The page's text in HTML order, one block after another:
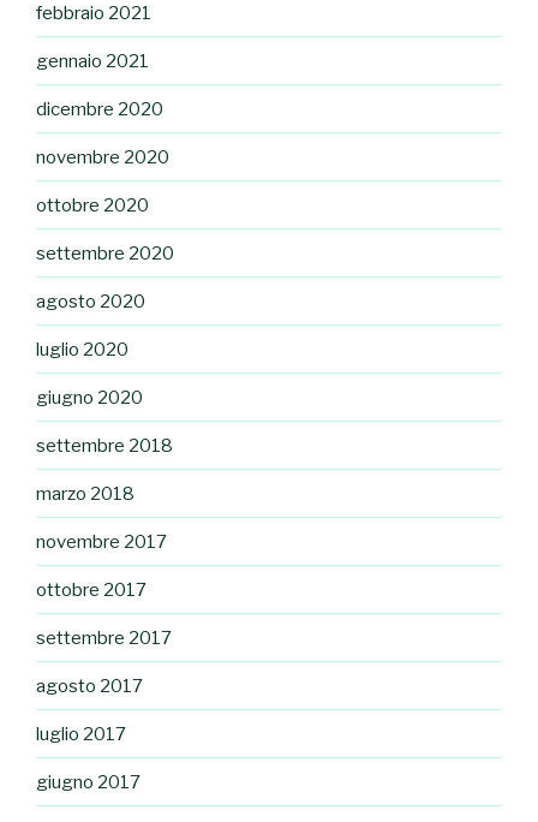
febbraio 2021
gennaio 2021
dicembre 2020
novembre 2020
ottobre 2020
settembre 2020
agosto 2020
luglio 2020
giugno 2020
settembre 2018
marzo 2018
novembre 2017
ottobre 2017
settembre 2017
agosto 2017
luglio 2017
giugno 2017